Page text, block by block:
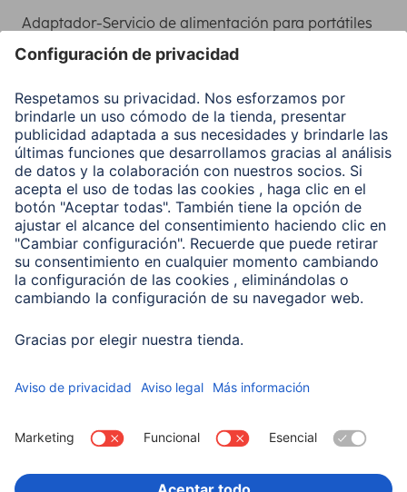
Adaptador-Servicio de alimentación para portátiles
Clientes online
Conviértete en distribuidor
Compañía
Historia de la empresa
Hama en todo el Mundo
Sostenibilidad
Business-Portal